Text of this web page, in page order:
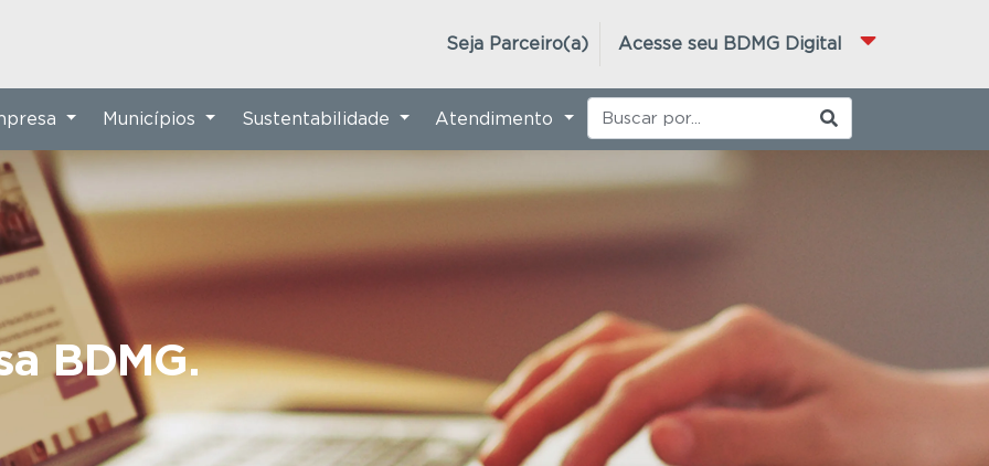
Acesse seu BDMG Digital
Seja Parceiro(a)
BDMG.
Municípios Sustentabilidade Atendimento